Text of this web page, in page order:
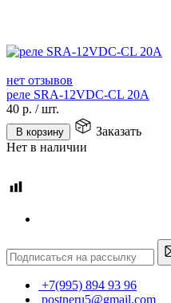
нет отзывов
реле SRA-12VDC-CL 20A
40 р. /шт.
В корзину
Заказать
Нет в наличии
+7(995) 894 93 96
postneru5@gmail.com